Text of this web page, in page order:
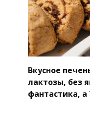
Вкусное
лактозы, без
фантастика, а